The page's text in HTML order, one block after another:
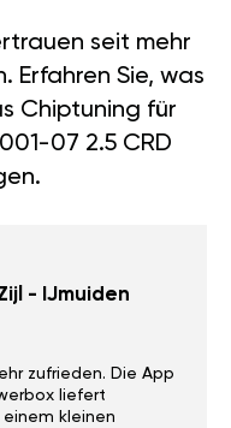
seit mehr
Erfahren Sie, was
Chiptuning für
07 2.5 CRD
- IJmuiden
zufrieden. Die App
liefert
kleinen